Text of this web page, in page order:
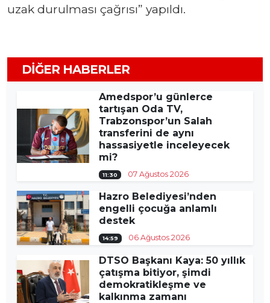
uzak durulması çağrısı” yapıldı.
DIĞER HABERLER
Amedspor’u günlerce
tartışan Oda TV,
Trabzonspor’un Salah
transferini de aynı
hassasiyetle inceleyecek
mi?
11:30 07 Ağustos 2026
Hazro Belediyesi’nden
engelli çocuğa anlamlı
destek
14:59 06 Ağustos 2026
DTSO Başkanı Kaya: 50 yıllık
çatışma bitiyor, şimdi
demokratikleşme ve
kalkınma zamanı